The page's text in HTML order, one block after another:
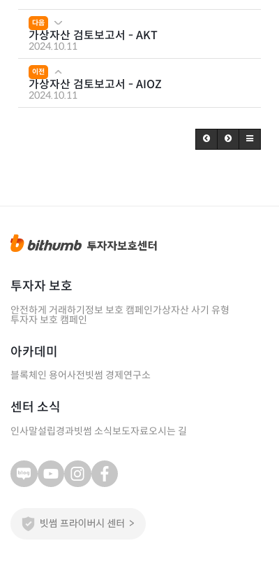
다음
가상자산 검토보고서 - AKT
2024.10.11
이전
가상자산 검토보고서 - AIOZ
2024.10.11
투자자 보호
안전하게 거래하기정보 보호 캠페인가상자산 사기 유형
투자자 보호 캠페인
아카데미
블록체인 용어사전빗썸 경제연구소
센터 소식
인사말설립경과빗썸 소식보도자료오시는 길